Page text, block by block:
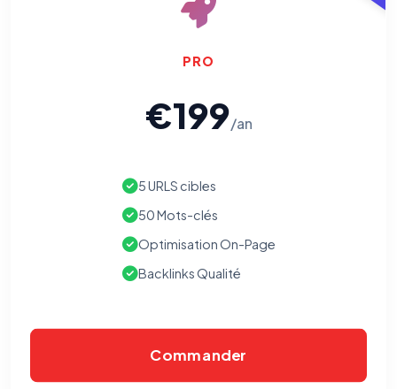
PRO
€199/an
5 URLS cibles
50 Mots-clés
Optimisation On-Page
Backlinks Qualité
Commander